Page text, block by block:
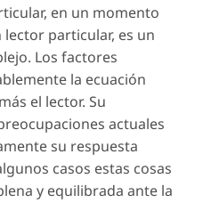
en un momento
particular, es un
Los factores
la ecuación
el lector. Su
actuales
su respuesta
casos estas cosas
y equilibrada ante la